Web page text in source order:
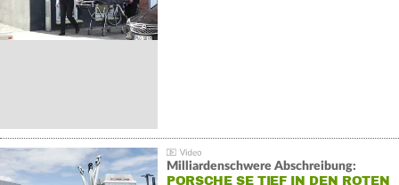
Milliardenschwere Abschreibung:
PORSCHE SE TIEF IN DEN ROTEN